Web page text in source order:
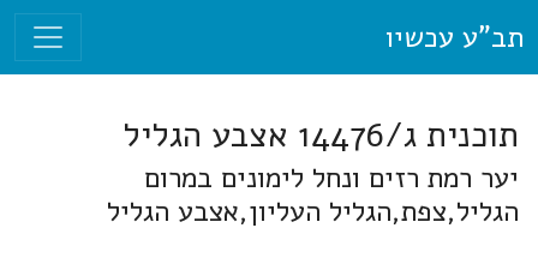
תב"ע עכשיו
תוכנית ג/14476 אצבע הגליל
יער רמת רזים ונחל לימונים במרום
הגליל,צפת,הגליל העליון,אצבע הגליל